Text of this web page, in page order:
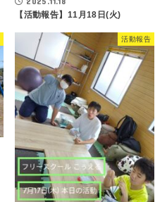
【活動報告】11月18日(火)
活動報告